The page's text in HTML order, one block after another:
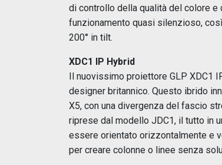
di controllo della qualità del colore
funzionamento quasi silenzioso,
200° in tilt.
XDC1 IP Hybrid
Il nuovissimo proiettore GLP XDC1
designer britannico. Questo ibrido
X5, con una divergenza del fascio
riprese dal modello JDC1, il tutto in
essere orientato orizzontalmente e
per creare colonne o linee senza